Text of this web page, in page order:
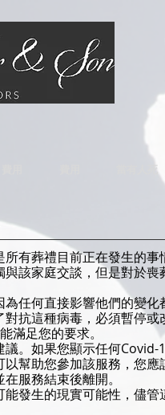
當有人死
有葬禮目前正在發生的
該家庭交談，但是對於
任何直接影響他們的變化
抗這種病毒，必須暫停
滿足您的要求。
。如果您顯示任何
幫助您參加該服務，您
服務結束後離開。
發生的現實可能性，儘